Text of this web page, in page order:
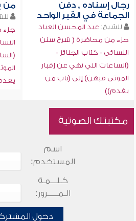
رجال إسناده , دفن
الجماعة في القبر الواحد
للشيخ: عبد المحسن العباد
جزء من محاضرة ( شرح سنن
النسائي - كتاب الجنائز -
(الساعات التي نهي عن إقبار
الموتى فيهن) إلى (باب من
يقدم))
من
جزء
مكتبتك الصوتية
اسم
المستخدم:
كـلـــمـة
الـمـــــرور:
دخول